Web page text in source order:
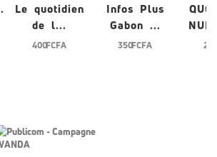
Le quotidien
de l...
400 FCFA
Infos Plus
Gabon ...
350 FCFA